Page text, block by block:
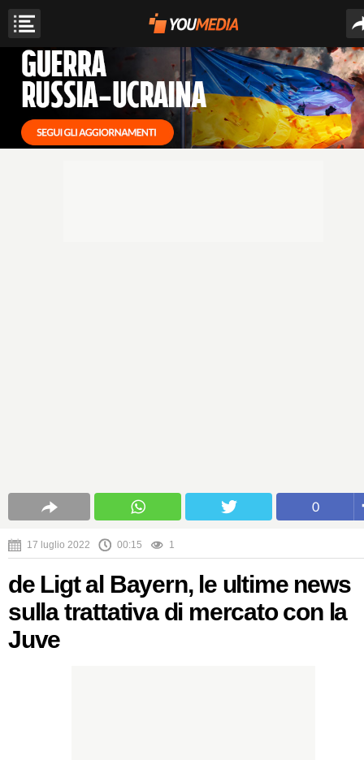
0
17 luglio 2022 00:15 1
de Ligt al Bayern, le ultime news
sulla trattativa di mercato con la
Juve